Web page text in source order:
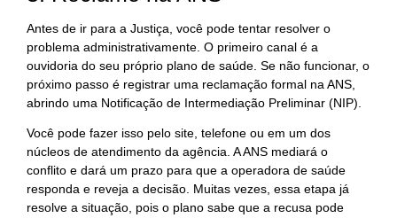
Antes de ir para a Justiça, você pode tentar resolver o
problema administrativamente. O primeiro canal é a
ouvidoria do seu próprio plano de saúde. Se não funcionar, o
próximo passo é registrar uma reclamação formal na ANS,
abrindo uma Notificação de Intermediação Preliminar (NIP).
Você pode fazer isso pelo site, telefone ou em um dos
núcleos de atendimento da agência. A ANS mediará o
conflito e dará um prazo para que a operadora de saúde
responda e reveja a decisão. Muitas vezes, essa etapa já
resolve a situação, pois o plano sabe que a recusa pode